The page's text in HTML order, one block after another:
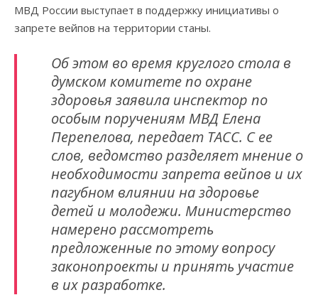
МВД России выступает в поддержку инициативы о
запрете вейпов на территории станы.
Об этом во время круглого стола в
думском комитете по охране
здоровья заявила инспектор по
особым поручениям МВД Елена
Перепелова, передает ТАСС. С ее
слов, ведомство разделяет мнение о
необходимости запрета вейпов и их
пагубном влиянии на здоровье
детей и молодежи. Министерство
намерено рассмотреть
предложенные по этому вопросу
законопроекты и принять участие
в их разработке.